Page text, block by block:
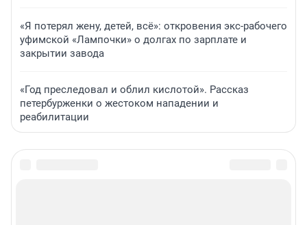
«Я потерял жену, детей, всё»: откровения экс-рабочего
уфимской «Лампочки» о долгах по зарплате и
закрытии завода
«Год преследовал и облил кислотой». Рассказ
петербурженки о жестоком нападении и
реабилитации